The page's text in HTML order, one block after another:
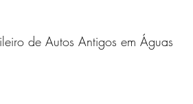
de Autos Antigos em Águas